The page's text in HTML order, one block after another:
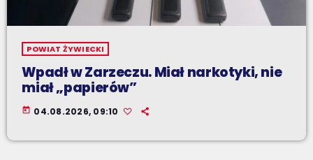
POWIAT ŻYWIECKI
Wpadł w Zarzeczu. Miał narkotyki, nie
miał „papierów”
today 04.08.2026, 09:10